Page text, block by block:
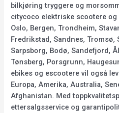
bilkjøring tryggere og
citycoco elektriske scootere
Oslo, Bergen, Trondheim,
Fredrikstad, Sandnes, Tromsø,
Sarpsborg, Bodø, Sandefjord,
Tønsberg, Porsgrunn,
ebikes og escootere vil også
Europa, Amerika, Australia,
Afghanistan. Med
ettersalgsservice og